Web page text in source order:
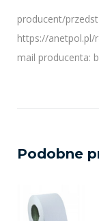
producent/
https://anetpol.pl/
mail producenta:
Podobne